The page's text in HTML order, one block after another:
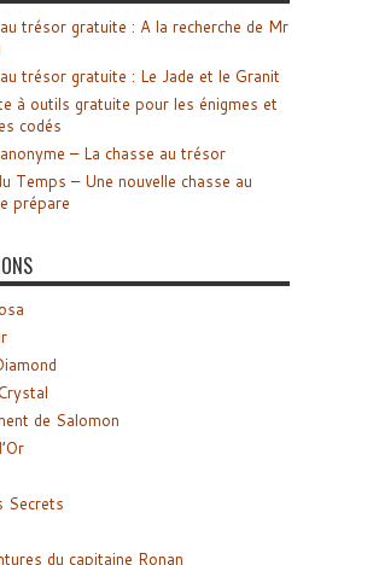
trésor gratuite : A la recherche de Mr
trésor gratuite : Le Jade et le Granit
à outils gratuite pour les énigmes et
codés
– La chasse au trésor
Temps – Une nouvelle chasse au
prépare
de Salomon
Secrets
du capitaine Ronan